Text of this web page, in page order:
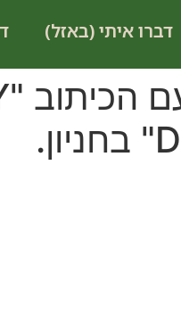
דברו איתי (באזל)